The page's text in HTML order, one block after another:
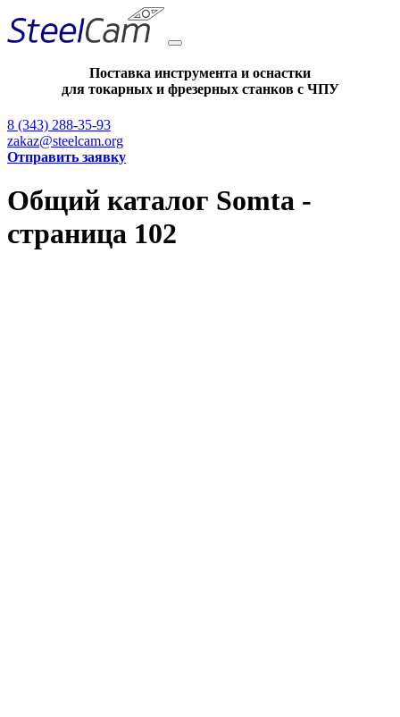
Поставка инструмента и оснастки
для токарных и фрезерных станков с ЧПУ
8 (343) 288-35-93
zakaz@steelcam.org
Отправить заявку
Общий каталог Somta -
страница 102